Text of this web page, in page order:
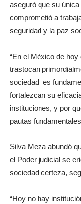
aseguró que su
comprometió a
seguridad y la paz
“En el México de
trastocan
sociedad, es
fortalezcan su
instituciones, y por
pautas
Silva Meza abundó
el Poder judicial se
sociedad certeza,
“Hoy no hay